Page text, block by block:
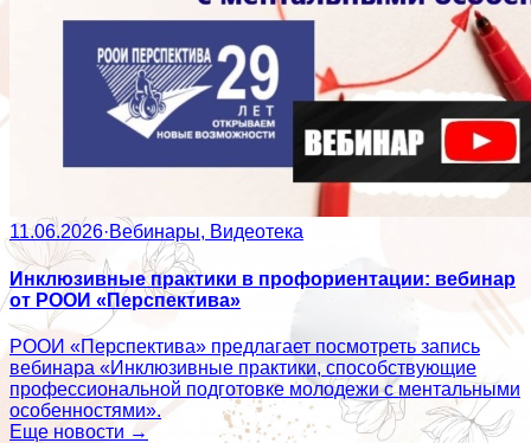
11.06.2026·Вебинары, Видеотека
Инклюзивные практики в профориентации: вебинар
от РООИ «Перспектива»
РООИ «Перспектива» предлагает посмотреть запись
вебинара «Инклюзивные практики, способствующие
профессиональной подготовке молодежи с ментальными
особенностями».
Еще новости →